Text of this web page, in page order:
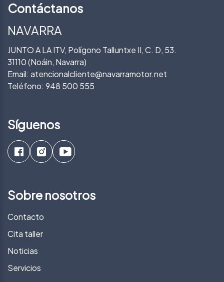
Contáctanos
NAVARRA
JUNTO A LA ITV, Polígono Talluntxe II, C. D, 53.
31110 (Noáin, Navarra)
Email: atencionalcliente@navarramotor.net
Teléfono: 948 500 555
Síguenos
Sobre nosotros
Contacto
Cita taller
Noticias
Servicios